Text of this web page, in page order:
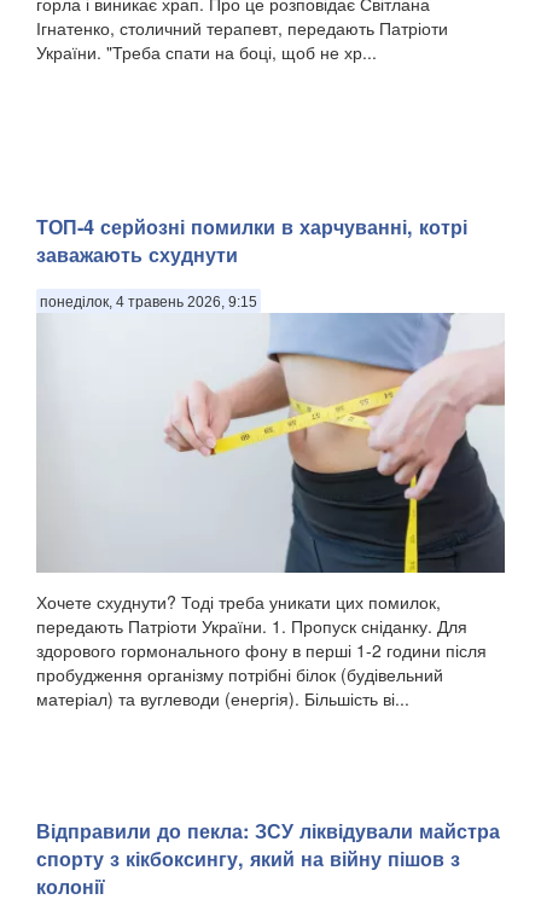
Ігнатенко, столичний терапевт, передають Патріоти
України. "Треба спати на боці, щоб не хр...
ТОП-4 серйозні помилки в харчуванні, котрі
заважають схуднути
понеділок, 4 травень 2026, 9:15
Хочете схуднути? Тоді треба уникати цих помилок,
передають Патріоти України. 1. Пропуск сніданку. Для
здорового гормонального фону в перші 1-2 години після
пробудження організму потрібні білок (будівельний
матеріал) та вуглеводи (енергія). Більшість ві...
Відправили до пекла: ЗСУ ліквідували майстра
спорту з кікбоксингу, який на війну пішов з
колонії